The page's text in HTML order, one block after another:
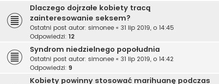
Dlaczego dojrzałe kobiety tracą
zainteresowanie seksem?
Ostatni post autor: simonee « 31 lip 2019, o 14:45
Odpowiedzi: 12
Syndrom niedzielnego popołudnia
Ostatni post autor: simonee « 31 lip 2019, o 14:42
Odpowiedzi: 9
Kobiety powinny stosować marihuanę podczas